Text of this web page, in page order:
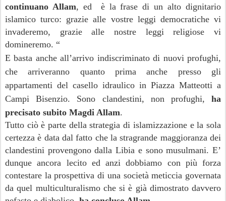
continuano Allam, ed è la frase di un alto dignitario
islamico turco: grazie alle vostre leggi democratiche vi
invaderemo, grazie alle nostre leggi religiose vi
domineremo. “
E basta anche all’arrivo indiscriminato di nuovi profughi,
che arriveranno quanto prima anche presso gli
appartamenti del casello idraulico in Piazza Matteotti a
Campi Bisenzio. Sono clandestini, non profughi, ha
precisato subito Magdi Allam.
Tutto ciò è parte della strategia di islamizzazione e la sola
certezza è data dal fatto che la stragrande maggioranza dei
clandestini provengono dalla Libia e sono musulmani. E’
dunque ancora lecito ed anzi dobbiamo con più forza
contestare la prospettiva di una società meticcia governata
da quel multiculturalismo che si è già dimostrato davvero